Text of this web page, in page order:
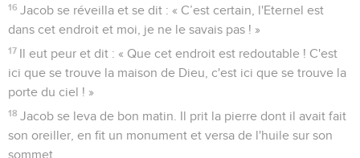
16 Jacob se réveilla et se dit : « C’est certain, l'Eternel est
dans cet endroit et moi, je ne le savais pas ! »
17 Il eut peur et dit : « Que cet endroit est redoutable ! C'est
ici que se trouve la maison de Dieu, c'est ici que se trouve la
porte du ciel ! »
18 Jacob se leva de bon matin. Il prit la pierre dont il avait fait
son oreiller, en fit un monument et versa de l'huile sur son
sommet.